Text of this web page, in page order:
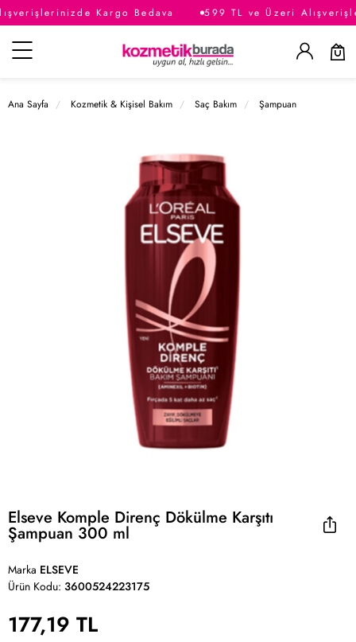
Kargo Bedava 599 TL ve Üzeri
Kategoriler
Ana Sayfa Kozmetik & Kişisel Bakım Saç Bakım Şampuan
Elseve Komple Direnç Dökülme Karşıtı
Şampuan 300 ml
Marka ELSEVE
Ürün Kodu: 3600524223175
177,19 TL